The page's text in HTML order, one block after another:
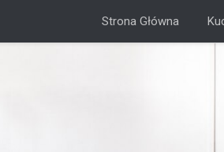
Strona Główna